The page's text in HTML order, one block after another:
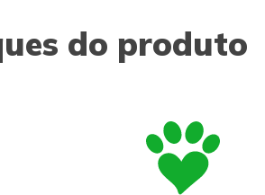
do produto